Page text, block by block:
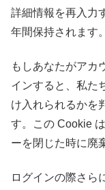
詳細情報を再入力
年間保持されます。
もしあなたがアカ
インすると、私た
け入れられるかを
す。この Cookie
ーを閉じた時に廃
ログインの際さら